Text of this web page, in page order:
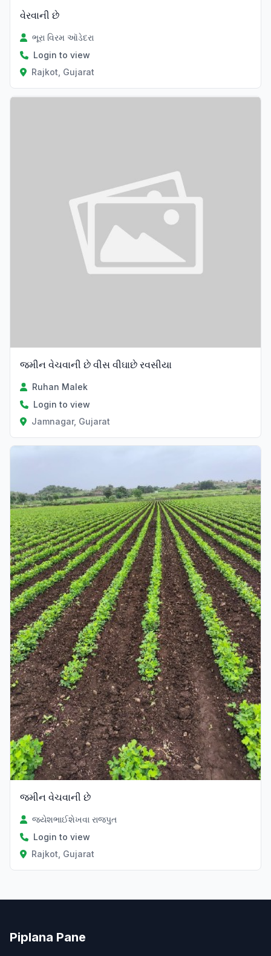
વેરવાની છે
ભૂરા વિરમ ઑડેદરા
Login to view
Rajkot, Gujarat
જમીન વેચવાની છે વીસ વીઘાછે રવસીયા
Ruhan Malek
Login to view
Jamnagar, Gujarat
જમીન વેચવાની છે
જયેશભાઈશેખવા રાજપુત
Login to view
Rajkot, Gujarat
Piplana Pane